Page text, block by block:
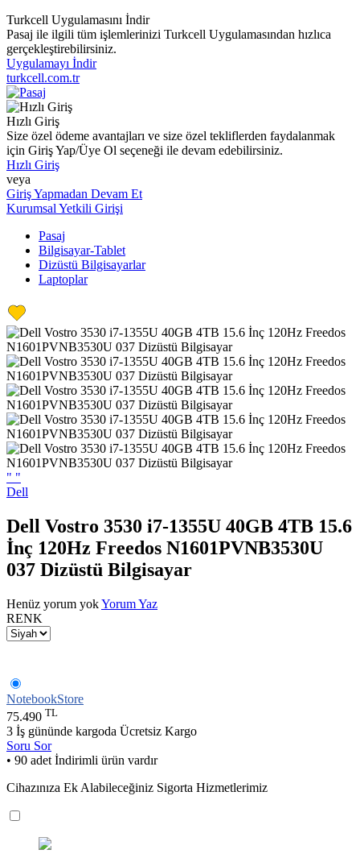
Turkcell Uygulamasını İndir
Pasaj ile ilgili tüm işlemlerinizi Turkcell Uygulamasından hızlıca
gerçekleştirebilirsiniz.
Uygulamayı İndir
turkcell.com.tr
Hızlı Giriş
Size özel ödeme avantajları ve size özel tekliflerden faydalanmak
için Giriş Yap/Üye Ol seçeneği ile devam edebilirsiniz.
Hızlı Giriş
veya
Giriş Yapmadan Devam Et
Kurumsal Yetkili Girişi
Pasaj
Bilgisayar-Tablet
Dizüstü Bilgisayarlar
Laptoplar
" "
Dell
Dell Vostro 3530 i7-1355U 40GB 4TB 15.6
İnç 120Hz Freedos N1601PVNB3530U
037 Dizüstü Bilgisayar
Henüz yorum yokYorum Yaz
RENK
NotebookStore
75.490 TL
3 İş gününde kargoda Ücretsiz Kargo
Soru Sor
• 90 adet İndirimli ürün vardır
Cihazınıza Ek Alabileceğiniz Sigorta Hizmetlerimiz